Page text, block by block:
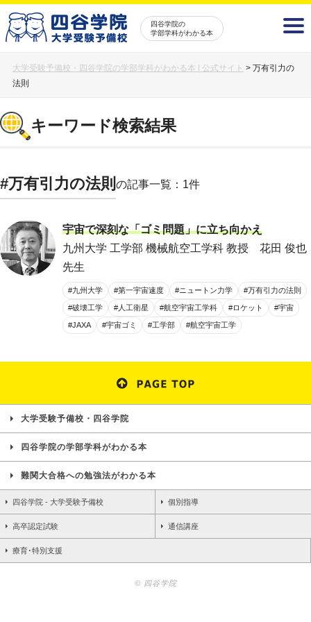
四谷学院の
学部学科がわかる本
大学受験予備校・四谷学院の学部学科がわかる本 | 公式サイト > 万有引力の
法則
キーワード検索結果
#万有引力の法則 の記事一覧：1件
宇宙で深刻な「ゴミ問題」に立ち向かえ
九州大学 工学部 機械航空工学科 教授 花田 俊也
先生
#九州大学 #第一宇宙速度 #ニュートン力学 #万有引力の法則
#破壊工学 #人工衛星 #航空宇宙工学科 #ロケット #宇宙
#JAXA #宇宙ゴミ #工学部 #航空宇宙工学
大学受験予備校・四谷学院
四谷学院の学部学科がわかる本
難関大合格への勉強法がわかる本
四谷学院 - 大学受験予備校 個別指導
高卒認定試験 通信講座
療育･特別支援
© 四谷学院